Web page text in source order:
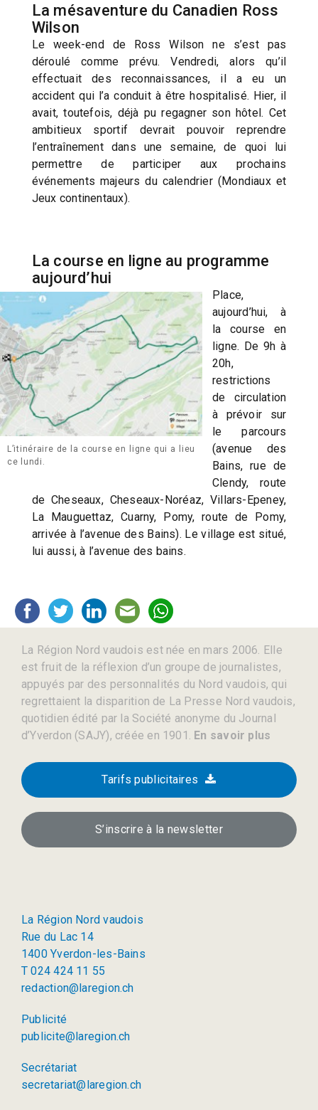
La mésaventure du Canadien Ross
Wilson
Le week-end de Ross Wilson ne s’est pas
déroulé comme prévu. Vendredi, alors qu’il
effectuait des reconnaissances, il a eu un
accident qui l’a conduit à être hospitalisé. Hier, il
avait, toutefois, déjà pu regagner son hôtel. Cet
ambitieux sportif devrait pouvoir reprendre
l’entraînement dans une semaine, de quoi lui
permettre de participer aux prochains
événements majeurs du calendrier (Mondiaux et
Jeux continentaux).
La course en ligne au programme
aujourd’hui
L’itinéraire de la course en ligne qui a lieu
ce lundi.
Place,
aujourd’hui, à
la course en
ligne. De 9h à
20h,
restrictions
de circulation
à prévoir sur
le parcours
(avenue des
Bains, rue de
Clendy, route
de Cheseaux, Cheseaux-Noréaz, Villars-Epeney,
La Mauguettaz, Cuarny, Pomy, route de Pomy,
arrivée à l’avenue des Bains). Le village est situé,
lui aussi, à l’avenue des bains.
La Région Nord vaudois est née en mars 2006. Elle
est fruit de la réflexion d’un groupe de journalistes,
appuyés par des personnalités du Nord vaudois, qui
regrettaient la disparition de La Presse Nord vaudois,
quotidien édité par la Société anonyme du Journal
d’Yverdon (SAJY), créée en 1901. En savoir plus
Tarifs publicitaires
S’inscrire à la newsletter
La Région Nord vaudois
Rue du Lac 14
1400 Yverdon-les-Bains
T 024 424 11 55
redaction@laregion.ch
Publicité
publicite@laregion.ch
Secrétariat
secretariat@laregion.ch